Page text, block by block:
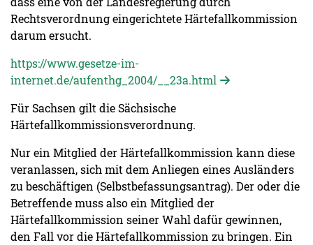
Rechtsverordnung eingerichtete Härtefallkommission
darum ersucht.
https://www.gesetze-im-
internet.de/aufenthg_2004/__23a.html
Für Sachsen gilt die Sächsische
Härtefallkommissionsverordnung.
Nur ein Mitglied der Härtefallkommission kann diese
veranlassen, sich mit dem Anliegen eines Ausländers
zu beschäftigen (Selbstbefassungsantrag). Der oder die
Betreffende muss also ein Mitglied der
Härtefallkommission seiner Wahl dafür gewinnen,
den Fall vor die Härtefallkommission zu bringen. Ein